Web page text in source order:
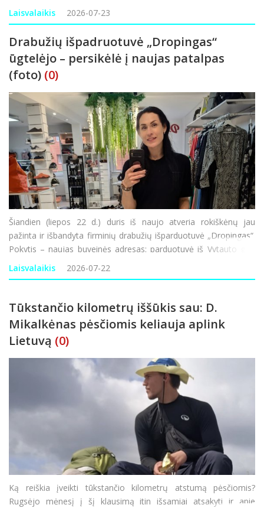
rugpjūčio 2 dienomis suplanuoti net devyni renginiai, devynios
Laisvalaikis 2026-07-23
Drabužių išpadruotuvė „Dropingas“
ūgtelėjo – persikėlė į naujas patalpas
(foto) (0)
Šiandien (liepos 22 d.) duris iš naujo atveria rokiškėnų jau
pažinta ir išbandyta firminių drabužių išparduotuvė „Dropingas“.
Pokytis – naujas buveinės adresas: parduotuvė iš Vytauto g. 1
keliasi į Respublikos g. 23 adresu esantį pastatą (b
Laisvalaikis 2026-07-22
Tūkstančio kilometrų iššūkis sau: D.
Mikalkėnas pėsčiomis keliauja aplink
Lietuvą (0)
Ką reiškia įveikti tūkstančio kilometrų atstumą pėsčiomis?
Rugsėjo mėnesį į šį klausimą itin išsamiai atsakyti ir apie